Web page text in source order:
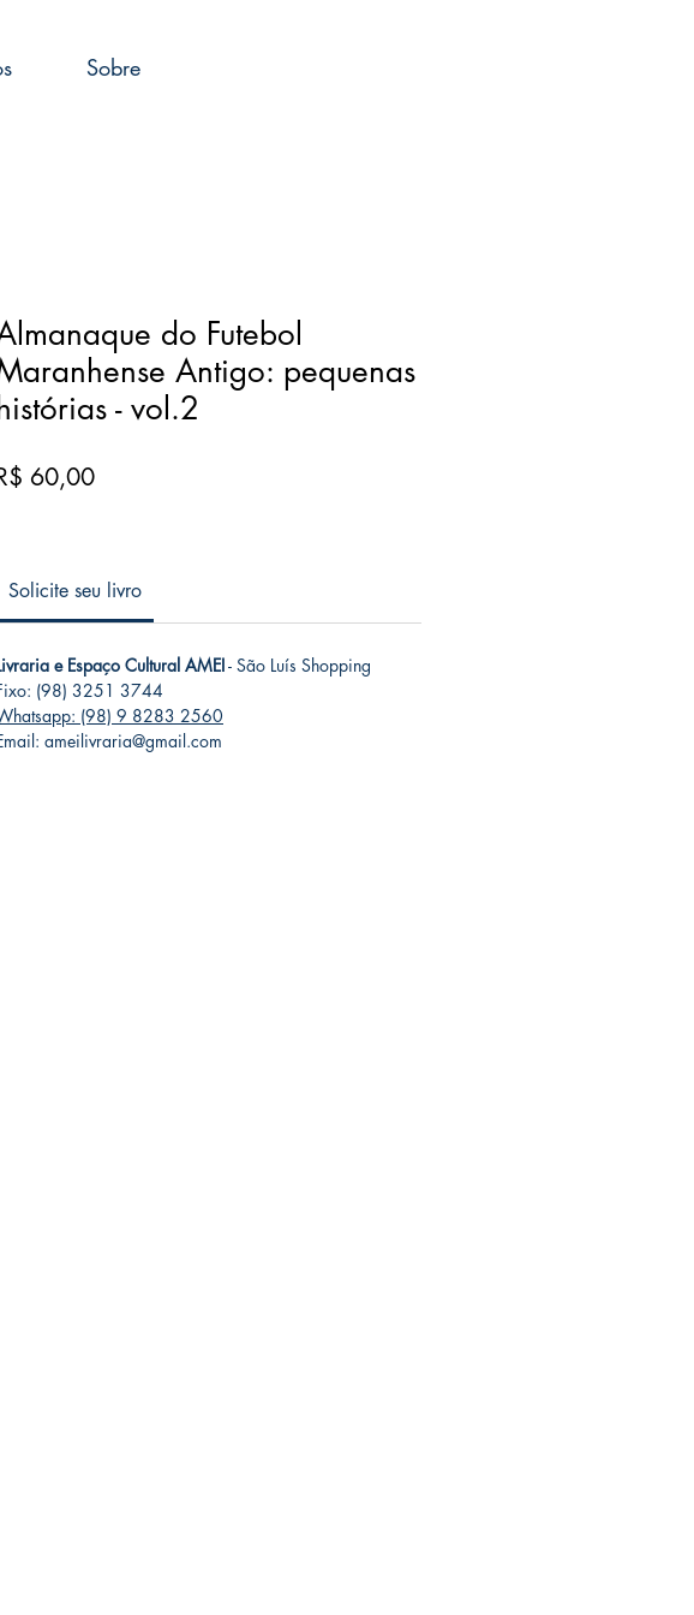
Sobre
do Futebol
Antigo: pequenas
- vol.2
60,00Preço
Solicite seu livro
e Espaço Cultural AMEI- São Luís Shopping
(98) 3251 3744
(98) 9 8283 2560
ameilivraria@gmail.com